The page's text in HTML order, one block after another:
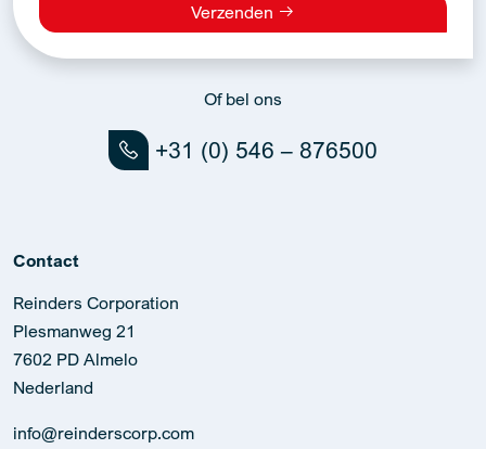
Verzenden
Alternative:
Of bel ons
+31 (0) 546 – 876500
Contact
Reinders Corporation
Plesmanweg 21
7602 PD Almelo
Nederland
info@reinderscorp.com